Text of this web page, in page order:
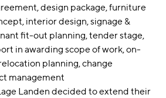
design package furniture
interior design signage &
fit-out planning tender stage
in awarding scope of work on-
planning change
management
Landen decided to extend their